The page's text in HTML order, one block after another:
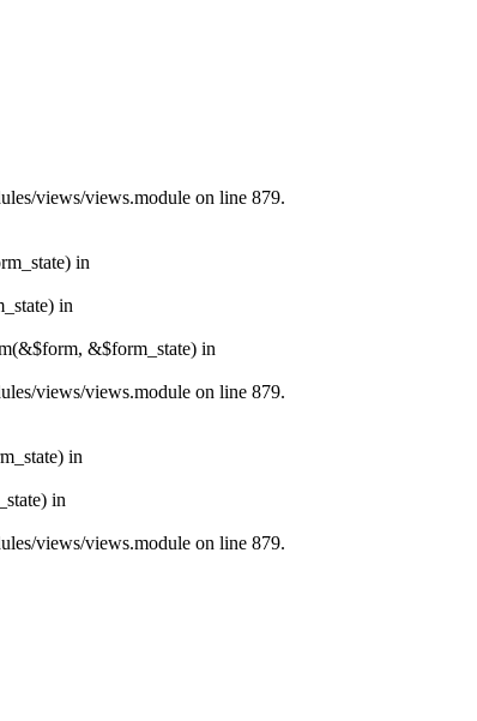
views/views.module on line 879.
in
in
&$form_state) in
views/views.module on line 879.
in
in
views/views.module on line 879.